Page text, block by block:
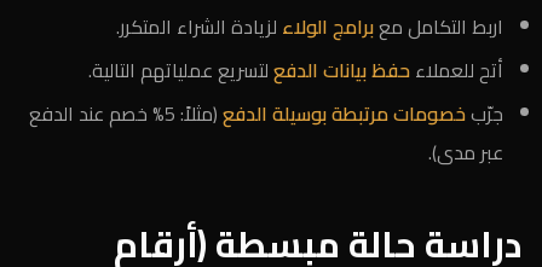
اربط التكامل معبرامج الولاء لزيادة الشراء المتكرر.
أتح للعملاءحفظ بيانات الدفعلتسريع عملياتهم التالية.
جرّبخصومات مرتبطة بوسيلة الدفع
(مثلاً: 5% خصم عند الدفع
عبر مدى).
دراسة حالة مبسطة (أرقام